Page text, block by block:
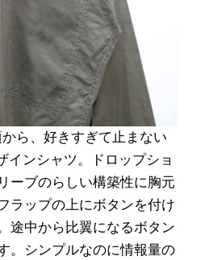
ら、好きすぎて止まない
インシャツ。ドロップショ
ーブのらしい構築性に胸元
ラップの上にボタンを付け
途中から比翼になるボタン
。シンプルなのに情報量の